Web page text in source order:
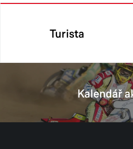
Turista
Kalendář